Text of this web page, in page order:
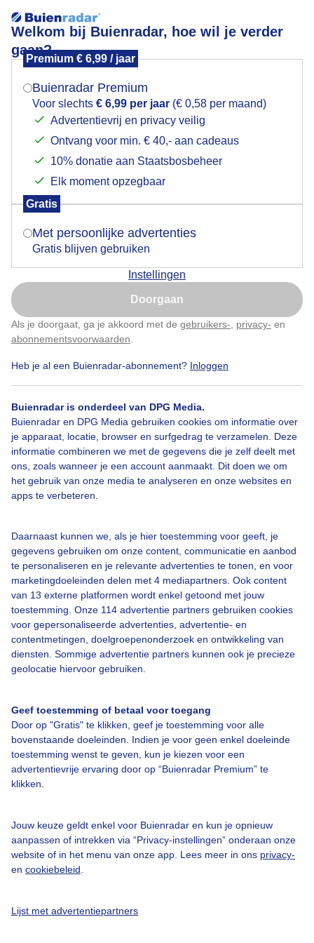
Welkom bij Buienradar, hoe wil je verder
gaan?
Premium € 6,99 / jaar
Buienradar Premium
Voor slechts € 6,99 per jaar (€ 0,58 per maand)
Advertentievrij en privacy veilig
Ontvang voor min. € 40,- aan cadeaus
10% donatie aan Staatsbosbeheer
Elk moment opzegbaar
Gratis
Met persoonlijke advertenties
Gratis blijven gebruiken
Instellingen
Doorgaan
Als je doorgaat, ga je akkoord met de gebruikers- privacy- en
abonnementsvoorwaarden
Heb je al een Buienradar-abonnement? Inloggen
Buienradar is onderdeel van DPG Media.
Buienradar en DPG Media gebruiken cookies om informatie over
je apparaat, locatie, browser en surfgedrag te verzamelen. Deze
informatie combineren we met de gegevens die je zelf deelt met
ons, zoals wanneer je een account aanmaakt. Dit doen we om
het gebruik van onze media te analyseren en onze websites en
apps te verbeteren.
Daarnaast kunnen we, als je hier toestemming voor geeft, je
gegevens gebruiken om onze content, communicatie en aanbod
te personaliseren en je relevante advertenties te tonen, en voor
marketingdoeleinden delen met 4 mediapartners. Ook content
van 13 externe platformen wordt enkel getoond met jouw
toestemming. Onze 114 advertentie partners gebruiken cookies
voor gepersonaliseerde advertenties, advertentie- en
contentmetingen, doelgroepenonderzoek en ontwikkeling van
diensten. Sommige advertentie partners kunnen ook je precieze
geolocatie hiervoor gebruiken.
Geef toestemming of betaal voor toegang
Door op "Gratis" te klikken, geef je toestemming voor alle
bovenstaande doeleinden. Indien je voor geen enkel doeleinde
toestemming wenst te geven, kun je kiezen voor een
advertentievrije ervaring door op “Buienradar Premium” te
klikken.
Jouw keuze geldt enkel voor Buienradar en kun je opnieuw
aanpassen of intrekken via “Privacy-instellingen” onderaan onze
website of in het menu van onze app. Lees meer in ons privacy-
en cookiebeleid
Lijst met advertentiepartners
Grijs en nevelig.
zichtbaar in een nevelige atmosfeer.
Door: Adri Joosse
Bekijk slideshow
Een moment geduld aub...
Over Buienradar
Contact
Toegankelijkheid
Gebruikersvoorwaarden
Buienradar Team
Privacy beleid
Cookie beleid
Gratis weerdata
Mogen we je locatie gebruiken voor het
Indien je hier nog geen akkoord op hebt gegeven,
verschijnt er zo een pop-up uit je browser waarin
Is goed, toon de popup
Nu niet, misschien later
Klik hierom dit aan te passen